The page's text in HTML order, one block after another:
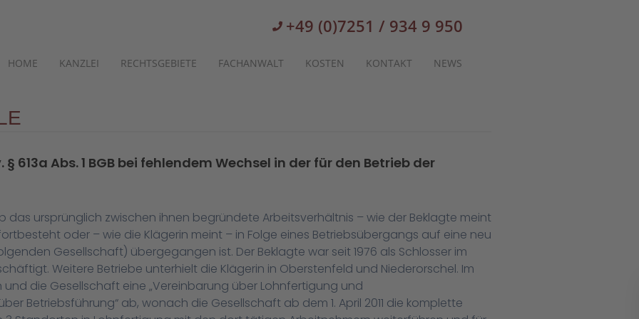
+49 (0)7251 / 934 9 950
HOME KANZLEI RECHTSGEBIETE FACHANWALT KOSTEN KONTAKT NEWS
613a Abs. 1 BGB bei fehlendem Wechsel in der für den Betrieb der
das ursprünglich zwischen ihnen begründete Arbeitsverhältnis – wie der Beklagte meint
fortbesteht oder – wie die Klägerin meint – in Folge eines Betriebsübergangs auf eine neu
Gesellschaft) übergegangen ist. Der Beklagte war seit 1976 als Schlosser im
Weitere Betriebe unterhielt die Klägerin in Oberstenfeld und Niederorschel. Im
und die Gesellschaft eine „Vereinbarung über Lohnfertigung und
Betriebsführung“ ab, wonach die Gesellschaft ab dem 1. April 2011 die komplette